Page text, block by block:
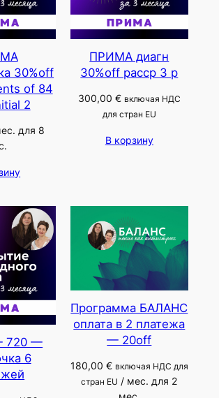
30%off
of 84
2
для 8
ПРИМА диагн
30%off расср 3 p
300,00 € включая НДС
для стран EU
В корзину
720 —
6
Программа БАЛАНС
оплата в 2 платежа
— 20off
180,00 € включая НДС для
стран EU / мес. для 2